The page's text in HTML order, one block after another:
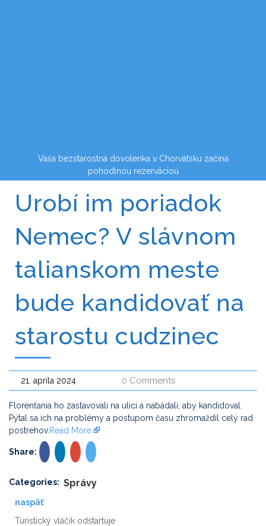
Vaša bezstarostná dovolenka v Chorvátsku začína
pohodlnou rezerváciou
Urobí im poriadok
Nemec? V slávnom
talianskom meste
bude kandidovať na
starostu cudzinec
21. apríla 2024 0 Comments
Florenťania ho zastavovali na ulici a nabádali, aby kandidoval.
Pýtal sa ich na problémy a postupom času zhromaždil celý rad
postrehov. Read More
Share:
Categories: Správy
naspäť
Turistický vláčik odštartuje